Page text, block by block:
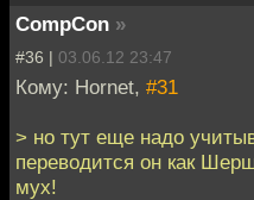
CompCon »
#36 | 03.06.12 23:47
Кому: Hornet, #31
> но тут еще надо
переводится он как
мух!